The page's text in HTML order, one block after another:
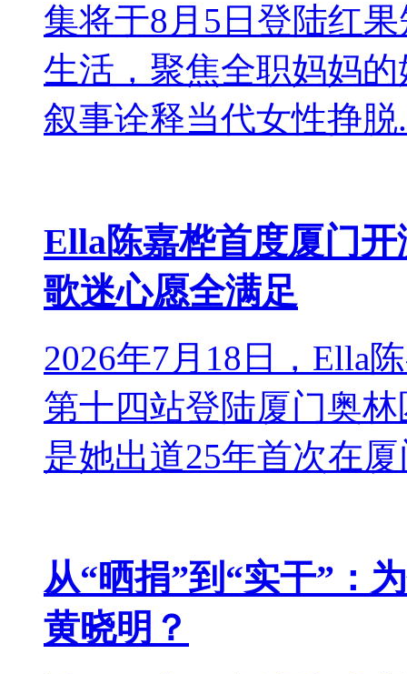
集将于8月5日登陆红
生活，聚焦全职妈妈
叙事诠释当代女性挣脱
​Ella陈嘉桦首度厦门
歌迷心愿全满足
2026年7月18日，Ella
第十四站登陆厦门奥
是她出道25年首次在
从“晒捐”到“实干”：
黄晓明？